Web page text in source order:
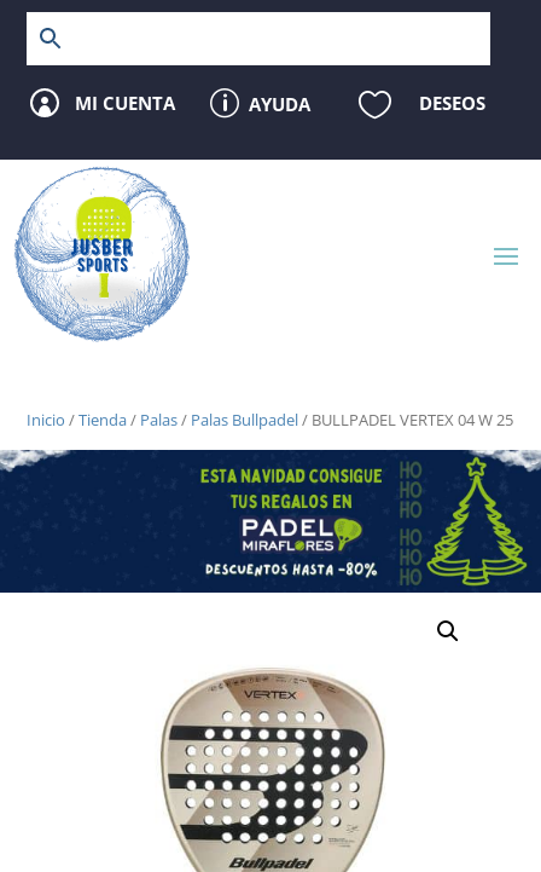
 MI CUENTA p AYUDA  DESEOS
Inicio /Tienda/ Palas/ Palas Bullpadel/ BULLPADEL VERTEX 04 W 25